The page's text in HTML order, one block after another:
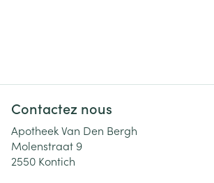
Contactez nous
Apotheek Van Den Bergh
Molenstraat 9
2550 Kontich